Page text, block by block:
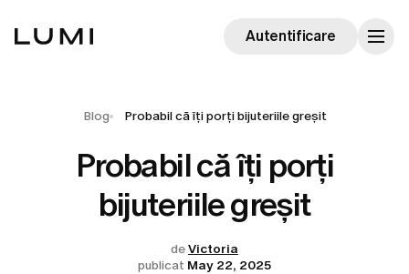
Autentificare
Blog Probabil că îți porți bijuteriile greșit
Probabil că îți porți
bijuteriile greșit
deVictoria
publicat May 22, 2025